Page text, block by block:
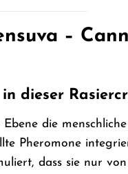
–
dieser
die
Pheromone
dass sie nur